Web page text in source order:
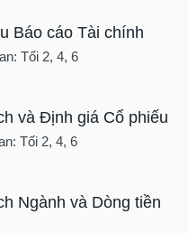
Báo cáo Tài chính
Tối 2, 4, 6
và Định giá Cổ phiếu
Tối 2, 4, 6
Ngành và Dòng tiền